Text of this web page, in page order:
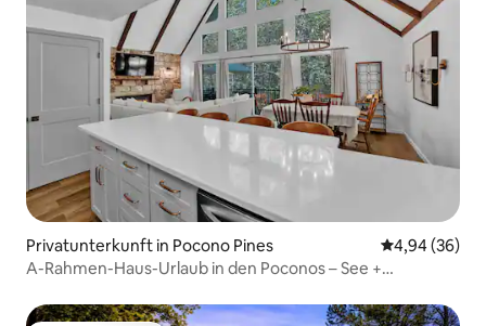
Privatunterkunft in Pocono Pines
4,94 (36)
A-Rahmen-Haus-Urlaub in den Poconos – See +